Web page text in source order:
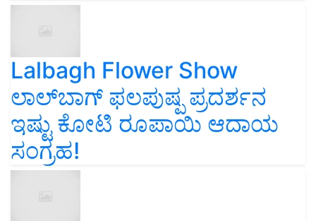
Lalbagh Flower Show
ಲಾಲ್‌ಬಾಗ್ ಫಲಪುಷ್ಪ ಪ್ರದರ್ಶನ
ಇಷ್ಟು ಕೋಟಿ ರೂಪಾಯಿ ಆದಾಯ
ಸಂಗ್ರಹ!